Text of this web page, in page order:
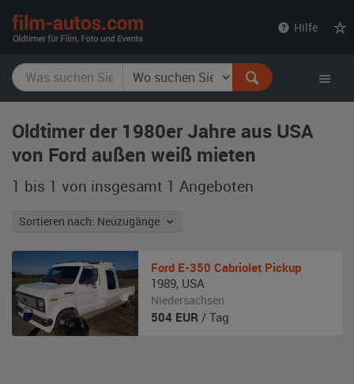
Hilfe
Oldtimer der 1980er Jahre aus USA
von Ford außen weiß mieten
1 bis 1 von insgesamt 1 Angeboten
Sortieren nach: Neuzugänge
Ford E-350 Cabriolet Pickup
1989, USA
Niedersachsen
504 EUR / Tag